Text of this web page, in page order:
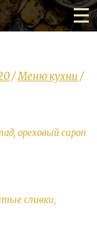
/Меню кухни /
ореховый сироп
сливки,